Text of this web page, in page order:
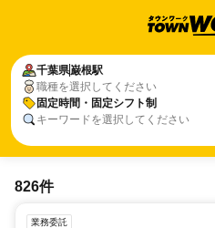
千葉県巌根駅
職種を選択してください
固定時間・固定シフト制
キーワードを選択してください
千葉県巌根駅
固定時間・固定シフト制
826件
業務委託